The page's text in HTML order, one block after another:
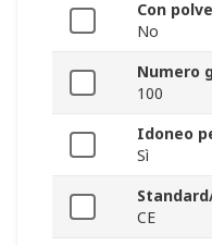
Con
No
Numero
100
Idoneo
Sì
CE